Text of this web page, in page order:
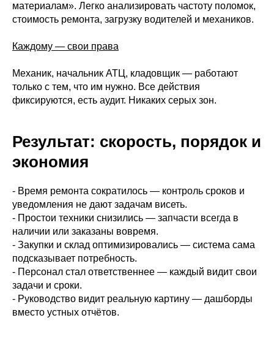
материалам». Легко анализировать частоту поломок,
стоимость ремонта, загрузку водителей и механиков.
Каждому — свои права
Механик, начальник АТЦ, кладовщик — работают
только с тем, что им нужно. Все действия
фиксируются, есть аудит. Никаких серых зон.
Результат: скорость, порядок и
экономия
- Время ремонта сократилось — контроль сроков и
уведомления не дают задачам висеть.
- Простои техники снизились — запчасти всегда в
наличии или заказаны вовремя.
- Закупки и склад оптимизировались — система сама
подсказывает потребность.
- Персонал стал ответственнее — каждый видит свои
задачи и сроки.
- Руководство видит реальную картину — дашборды
вместо устных отчётов.